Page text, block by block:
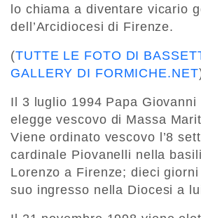
lo chiama a diventare vicario
dell’Arcidiocesi di Firenze.
(TUTTE LE FOTO DI
GALLERY DI FORMICHE.NET
Il 3 luglio 1994 Papa Giovanni
elegge vescovo di Massa
Viene ordinato vescovo l’8
cardinale Piovanelli nella
Lorenzo a Firenze; dieci giorni
suo ingresso nella Diocesi a